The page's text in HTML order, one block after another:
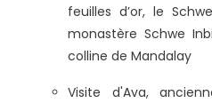
feuilles d’or, le
monastère Schwe
colline de Mandalay
Visite d'Ava,